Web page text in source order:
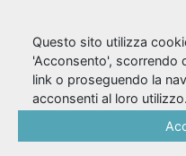
Due
Questo sito utilizza
'Acconsento', scorrendo
link o proseguendo la
acconsenti al loro